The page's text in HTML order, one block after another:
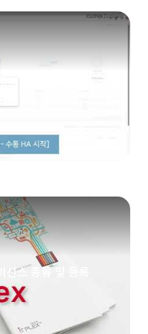
드 - 점검 모드
스 종류 및 등록